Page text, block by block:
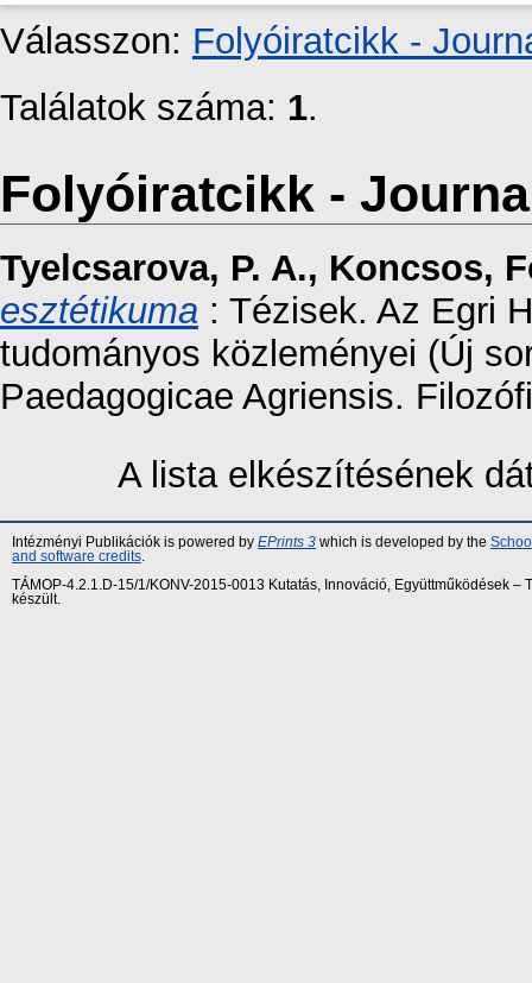
Válasszon: Folyóiratcikk -
Találatok száma: 1.
Folyóiratcikk -
Tyelcsarova, P. A., Koncsos,
esztétikuma : Tézisek. Az Egri
tudományos közleményei (Új
Paedagogicae Agriensis.
A lista elkészítésének
Intézményi Publikációk is powered by EPrints 3 which is developed by the
and software credits
TÁMOP-4.2.1.D-15/1/KONV-2015-0013 Kutatás, Innováció, Együttműködések
készült.